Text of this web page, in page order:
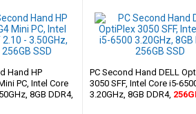
Hand HP
PC, Intel Core
8GB DDR4,
PC Second Hand DELL
3050 SFF, Intel Core i5-
3.20GHz, 8GB DDR4,